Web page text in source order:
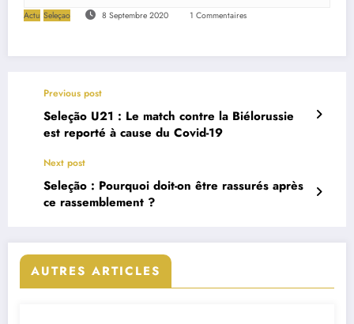
Actu Seleçao 8 Septembre 2020 1 Commentaires
Previous post
Seleção U21 : Le match contre la Biélorussie
est reporté à cause du Covid-19
Next post
Seleção : Pourquoi doit-on être rassurés après
ce rassemblement ?
AUTRES ARTICLES